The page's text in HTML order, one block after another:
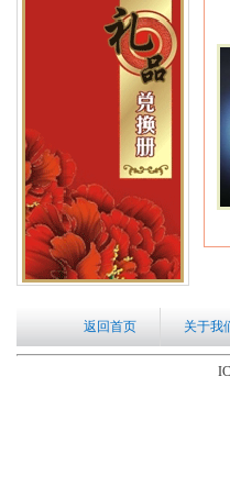
返回首页 关于我